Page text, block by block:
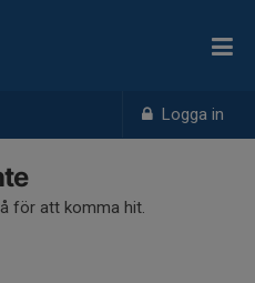
Logga in
för att komma hit.